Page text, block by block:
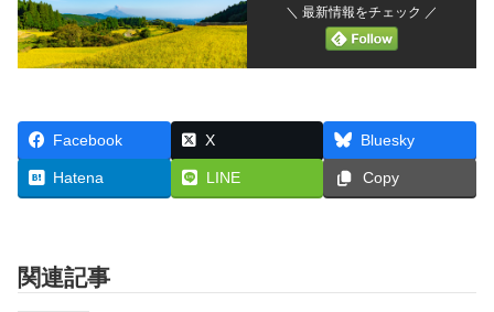
＼ 最新情報をチェック ／
Facebook X Bluesky
Hatena LINE Copy
関連記事